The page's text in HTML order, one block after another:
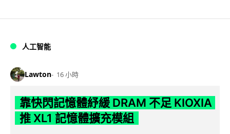
人工智能
Lawton 16 小時
靠快閃記憶體紓緩 DRAM 不足 KIOXIA
推 XL1 記憶體擴充模組